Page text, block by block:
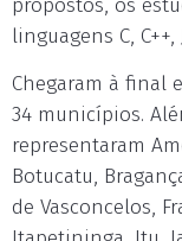
propostos, os
linguagens C,
Chegaram à final
34 municípios.
representaram
Botucatu,
de Vasconcelos,